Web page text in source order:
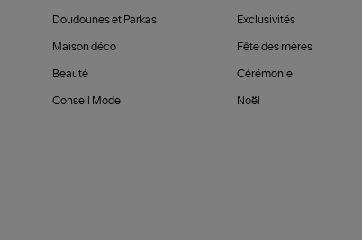
Doudounes et Parkas
Maison déco
Beauté
Conseil Mode
Exclusivités
Fête des mères
Cérémonie
Noël